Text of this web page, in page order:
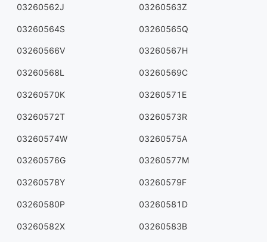
03260562J 03260563Z
03260564S 03260565Q
03260566V 03260567H
03260568L 03260569C
03260570K 03260571E
03260572T 03260573R
03260574W 03260575A
03260576G 03260577M
03260578Y 03260579F
03260580P 03260581D
03260582X 03260583B